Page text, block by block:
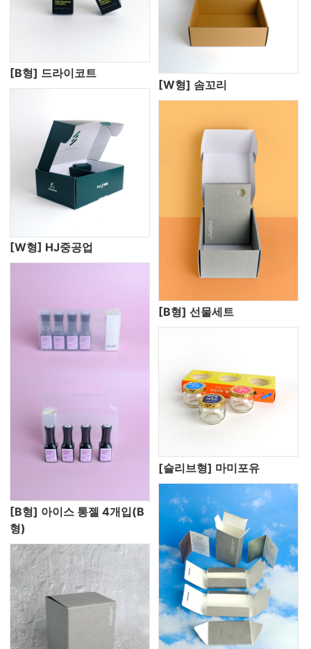
[B형] 드라이코트
[W형] 솜꼬리
[W형] HJ중공업
[B형] 선물세트
[B형] 아이스 통젤 4개입(B
형)
[슬리브형] 마미포유